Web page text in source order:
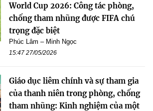
World Cup 2026: Công tác phòng,
chống tham nhũng được FIFA chú
trọng đặc biệt
Phúc Lâm – Minh Ngọc
15:47 27/05/2026
Giáo dục liêm chính và sự tham gia
của thanh niên trong phòng, chống
tham nhũng: Kinh nghiệm của một